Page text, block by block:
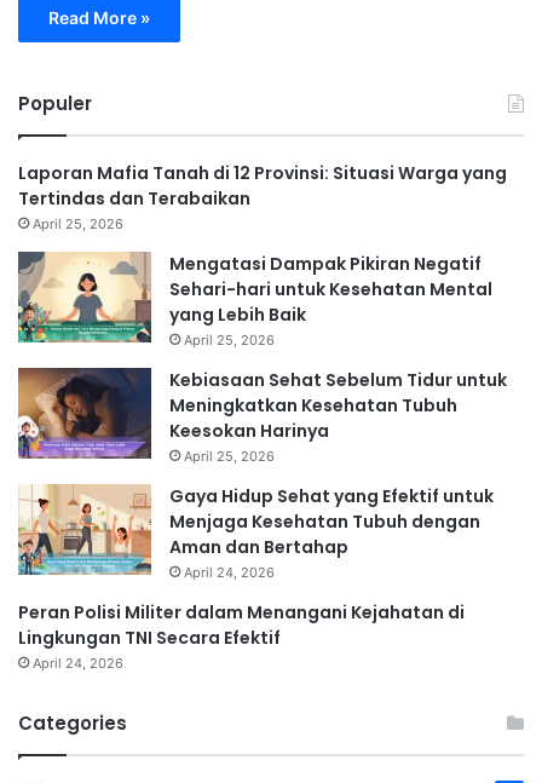
Read More »
Populer
Laporan Mafia Tanah di 12 Provinsi: Situasi Warga yang
Tertindas dan Terabaikan
April 25, 2026
Mengatasi Dampak Pikiran Negatif
Sehari-hari untuk Kesehatan Mental
yang Lebih Baik
April 25, 2026
Kebiasaan Sehat Sebelum Tidur untuk
Meningkatkan Kesehatan Tubuh
Keesokan Harinya
April 25, 2026
Gaya Hidup Sehat yang Efektif untuk
Menjaga Kesehatan Tubuh dengan
Aman dan Bertahap
April 24, 2026
Peran Polisi Militer dalam Menangani Kejahatan di
Lingkungan TNI Secara Efektif
April 24, 2026
Categories